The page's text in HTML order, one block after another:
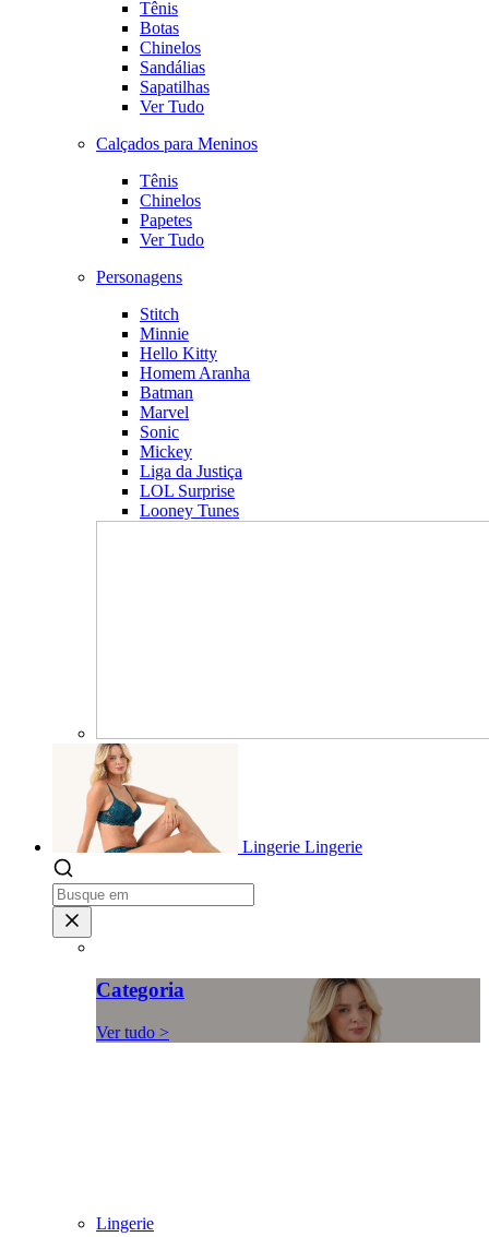
Tênis
Botas
Chinelos
Sandálias
Sapatilhas
Ver Tudo
Calçados para Meninos
Tênis
Chinelos
Papetes
Ver Tudo
Personagens
Stitch
Minnie
Hello Kitty
Homem Aranha
Batman
Marvel
Sonic
Mickey
Liga da Justiça
LOL Surprise
Looney Tunes
Lingerie Lingerie
Categoria
Ver tudo >
Lingerie